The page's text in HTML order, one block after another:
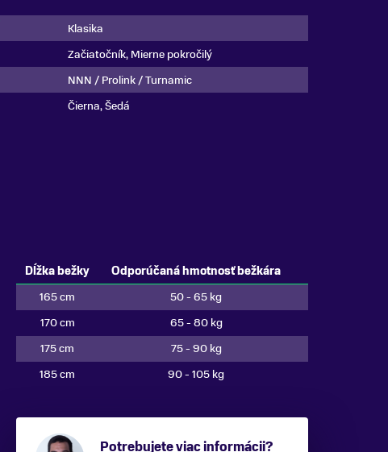
Klasika
Začiatočník, Mierne pokročilý
NNN / Prolink / Turnamic
Čierna, Šedá
Dĺžka bežky
Odporúčaná hmotnosť bežkára
165 cm
50 - 65 kg
170 cm
65 - 80 kg
175 cm
75 - 90 kg
185 cm
90 - 105 kg
Potrebujete viac informácii?